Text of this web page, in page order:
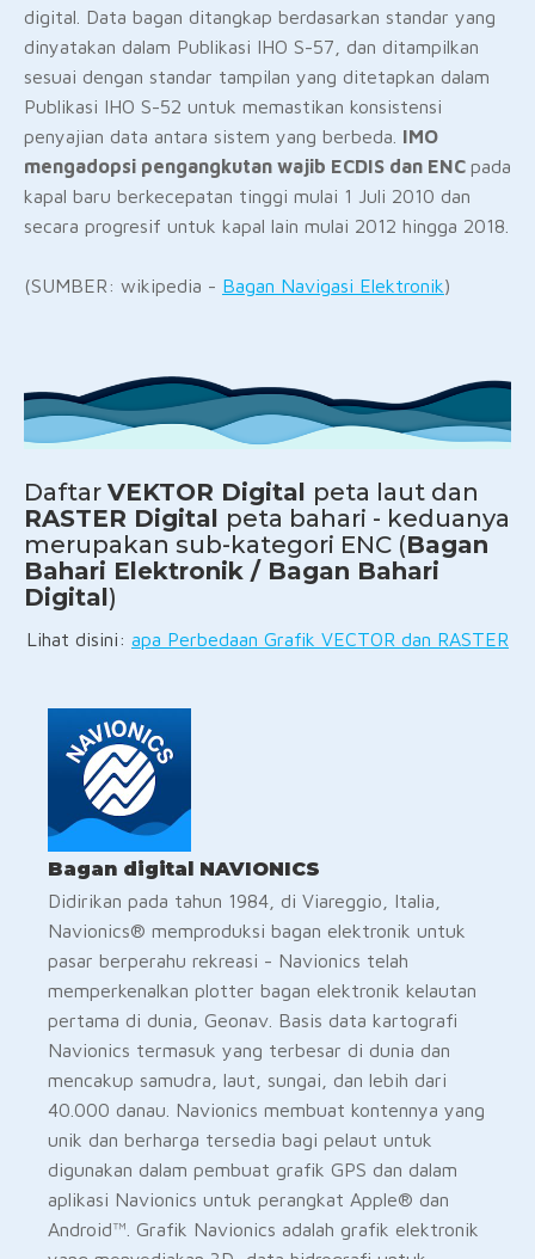
digital. Data bagan ditangkap berdasarkan standar yang
dinyatakan dalam Publikasi IHO S-57, dan ditampilkan
sesuai dengan standar tampilan yang ditetapkan dalam
Publikasi IHO S-52 untuk memastikan konsistensi
penyajian data antara sistem yang berbeda. IMO
mengadopsi pengangkutan wajib ECDIS dan ENC pada
kapal baru berkecepatan tinggi mulai 1 Juli 2010 dan
secara progresif untuk kapal lain mulai 2012 hingga 2018.
(SUMBER: wikipedia - Bagan Navigasi Elektronik)
Daftar VEKTOR Digital peta laut dan
RASTER Digital peta bahari - keduanya
merupakan sub-kategori ENC (Bagan
Bahari Elektronik / Bagan Bahari
Digital)
Lihat disini: apa Perbedaan Grafik VECTOR dan RASTER
Bagan digital NAVIONICS
Didirikan pada tahun 1984, di Viareggio, Italia,
Navionics® memproduksi bagan elektronik untuk
pasar berperahu rekreasi - Navionics telah
memperkenalkan plotter bagan elektronik kelautan
pertama di dunia, Geonav. Basis data kartografi
Navionics termasuk yang terbesar di dunia dan
mencakup samudra, laut, sungai, dan lebih dari
40.000 danau. Navionics membuat kontennya yang
unik dan berharga tersedia bagi pelaut untuk
digunakan dalam pembuat grafik GPS dan dalam
aplikasi Navionics untuk perangkat Apple® dan
Android™. Grafik Navionics adalah grafik elektronik